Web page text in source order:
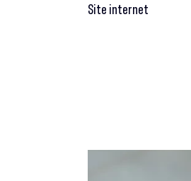
Site internet